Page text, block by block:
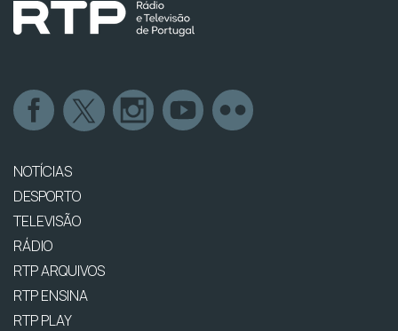
NOTÍCIAS
DESPORTO
TELEVISÃO
RÁDIO
RTP ARQUIVOS
RTP ENSINA
RTP PLAY